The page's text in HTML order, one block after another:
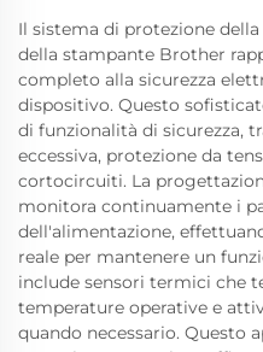
Il sistema di protezione
della stampante Brother
completo alla sicurezza
dispositivo. Questo
di funzionalità di sicurezza,
eccessiva, protezione da
cortocircuiti. La
monitora continuamente i
dell'alimentazione,
reale per mantenere un
include sensori termici che
temperature operative e
quando necessario. Questo